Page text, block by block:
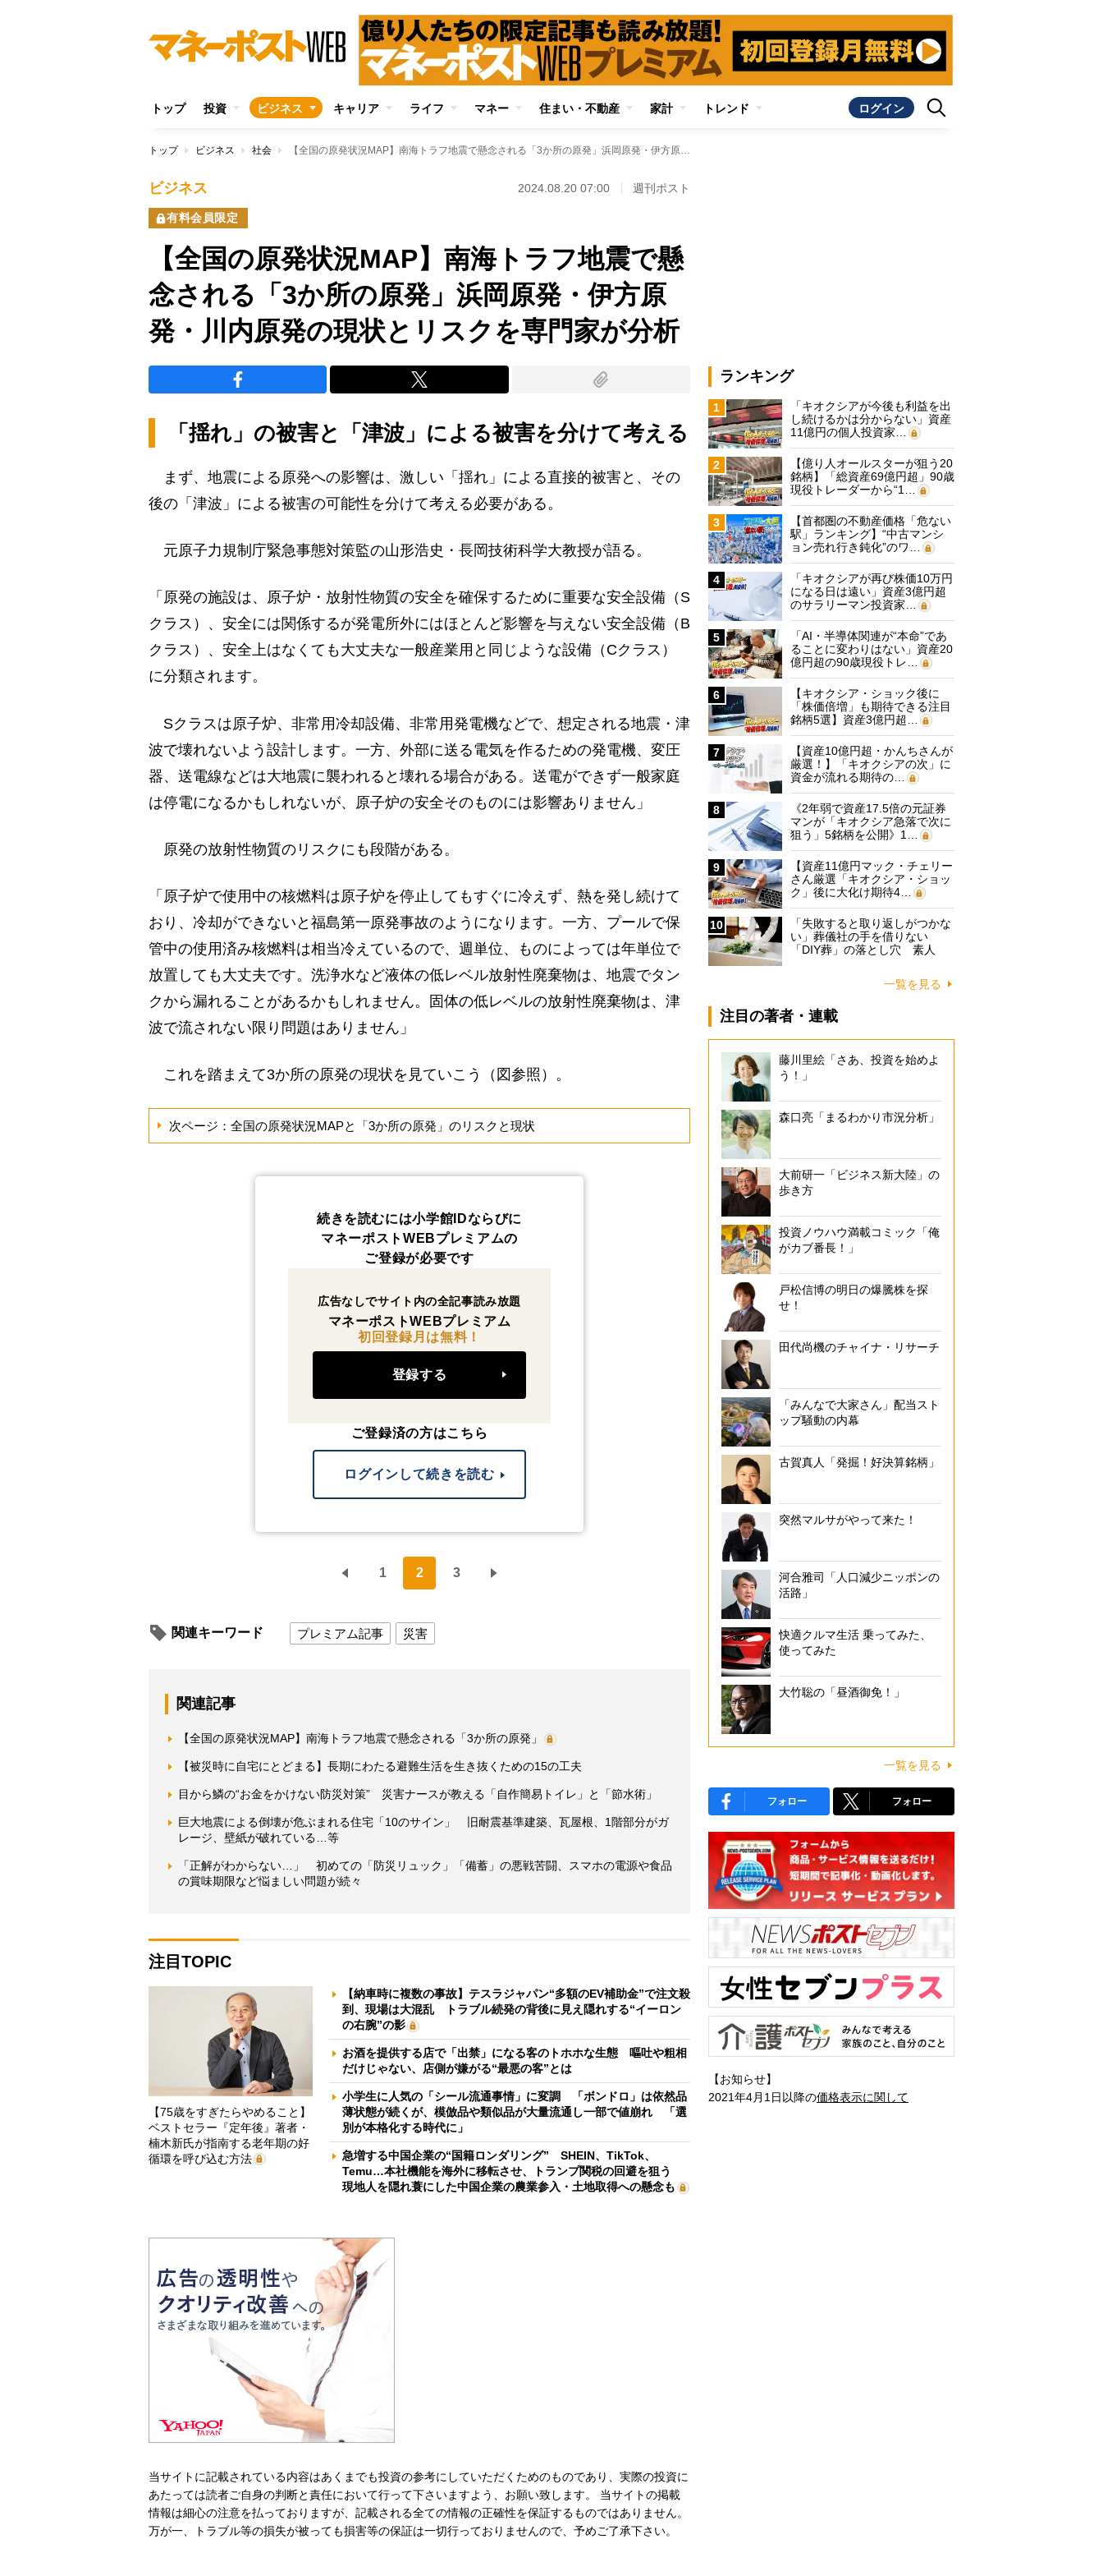
トップ 投資 ビジネス キャリア ライフ マネー 住まい・不動産 家計 トレンド ログイン
トップ ビジネス 社会 【全国の原発状況MAP】南海トラフ地震で懸念される「3か所の原発」浜岡原発・伊方原発・川内原発の現状とリスクを専門家が分析
ビジネス 2024.08.20 07:00 週刊ポスト
有料会員限定
【全国の原発状況MAP】南海トラフ地震で懸
念される「3か所の原発」浜岡原発・伊方原
発・川内原発の現状とリスクを専門家が分析
「揺れ」の被害と「津波」による被害を分けて考える
まず、地震による原発への影響は、激しい「揺れ」による直接的被害と、その
後の「津波」による被害の可能性を分けて考える必要がある。
元原子力規制庁緊急事態対策監の山形浩史・長岡技術科学大教授が語る。
「原発の施設は、原子炉・放射性物質の安全を確保するために重要な安全設備（S
クラス）、安全には関係するが発電所外にはほとんど影響を与えない安全設備（B
クラス）、安全上はなくても大丈夫な一般産業用と同じような設備（Cクラス）
に分類されます。
Sクラスは原子炉、非常用冷却設備、非常用発電機などで、想定される地震・津
波で壊れないよう設計します。一方、外部に送る電気を作るための発電機、変圧
器、送電線などは大地震に襲われると壊れる場合がある。送電ができず一般家庭
は停電になるかもしれないが、原子炉の安全そのものには影響ありません」
原発の放射性物質のリスクにも段階がある。
「原子炉で使用中の核燃料は原子炉を停止してもすぐに冷えず、熱を発し続けて
おり、冷却ができないと福島第一原発事故のようになります。一方、プールで保
管中の使用済み核燃料は相当冷えているので、週単位、ものによっては年単位で
放置しても大丈夫です。洗浄水など液体の低レベル放射性廃棄物は、地震でタン
クから漏れることがあるかもしれません。固体の低レベルの放射性廃棄物は、津
波で流されない限り問題はありません」
これを踏まえて3か所の原発の現状を見ていこう（図参照）。
次ページ：全国の原発状況MAPと「3か所の原発」のリスクと現状
続きを読むには小学館IDならびに
マネーポストWEBプレミアムの
ご登録が必要です
広告なしでサイト内の全記事読み放題
マネーポストWEBプレミアム
初回登録月は無料！
登録する
ご登録済の方はこちら
ログインして続きを読む
1 2 3
関連キーワード プレミアム記事 災害
関連記事
【全国の原発状況MAP】南海トラフ地震で懸念される「3か所の原発」
【被災時に自宅にとどまる】長期にわたる避難生活を生き抜くための15の工夫
目から鱗の“お金をかけない防災対策” 災害ナースが教える「自作簡易トイレ」と「節水術」
巨大地震による倒壊が危ぶまれる住宅「10のサイン」 旧耐震基準建築、瓦屋根、1階部分がガ
レージ、壁紙が破れている…等
「正解がわからない…」 初めての「防災リュック」「備蓄」の悪戦苦闘、スマホの電源や食品
の賞味期限など悩ましい問題が続々
注目TOPIC
【75歳をすぎたらやめること】
ベストセラー『定年後』著者・
楠木新氏が指南する老年期の好
循環を呼び込む方法
【納車時に複数の事故】テスラジャパン“多額のEV補助金”で注文殺
到、現場は大混乱 トラブル続発の背後に見え隠れする“イーロン
の右腕”の影
お酒を提供する店で「出禁」になる客のトホホな生態 嘔吐や粗相
だけじゃない、店側が嫌がる“最悪の客”とは
小学生に人気の「シール流通事情」に変調 「ボンドロ」は依然品
薄状態が続くが、模倣品や類似品が大量流通し一部で値崩れ 「選
別が本格化する時代に」
急増する中国企業の“国籍ロンダリング” SHEIN、TikTok、
Temu…本社機能を海外に移転させ、トランプ関税の回避を狙う
現地人を隠れ蓑にした中国企業の農業参入・土地取得への懸念も
当サイトに記載されている内容はあくまでも投資の参考にしていただくためのものであり、実際の投資に
あたっては読者ご自身の判断と責任において行って下さいますよう、お願い致します。 当サイトの掲載
情報は細心の注意を払っておりますが、記載される全ての情報の正確性を保証するものではありません。
万が一、トラブル等の損失が被っても損害等の保証は一切行っておりませんので、予めご了承下さい。
ランキング
1
「キオクシアが今後も利益を出
し続けるかは分からない」資産
11億円の個人投資家…
2
【億り人オールスターが狙う20
銘柄】「総資産69億円超」90歳
現役トレーダーから“1…
3
【首都圏の不動産価格「危ない
駅」ランキング】“中古マンシ
ョン売れ行き鈍化”のワ…
4
「キオクシアが再び株価10万円
になる日は遠い」資産3億円超
のサラリーマン投資家…
5
「AI・半導体関連が“本命”であ
ることに変わりはない」資産20
億円超の90歳現役トレ…
6
【キオクシア・ショック後に
「株価倍増」も期待できる注目
銘柄5選】資産3億円超…
7
【資産10億円超・かんちさんが
厳選！】「キオクシアの次」に
資金が流れる期待の…
8
《2年弱で資産17.5倍の元証券
マンが「キオクシア急落で次に
狙う」5銘柄を公開》1…
9
【資産11億円マック・チェリー
さん厳選「キオクシア・ショッ
ク」後に大化け期待4…
10
「失敗すると取り返しがつかな
い」葬儀社の手を借りない
「DIY葬」の落とし穴 素人
一覧を見る
注目の著者・連載
藤川里絵「さあ、投資を始めよ
う！」
森口亮「まるわかり市況分析」
大前研一「ビジネス新大陸」の
歩き方
投資ノウハウ満載コミック「俺
がカブ番長！」
戸松信博の明日の爆騰株を探
せ！
田代尚機のチャイナ・リサーチ
「みんなで大家さん」配当スト
ップ騒動の内幕
古賀真人「発掘！好決算銘柄」
突然マルサがやって来た！
河合雅司「人口減少ニッポンの
活路」
快適クルマ生活 乗ってみた、
使ってみた
大竹聡の「昼酒御免！」
一覧を見る
フォロー フォロー
【お知らせ】
2021年4月1日以降の価格表示に関して